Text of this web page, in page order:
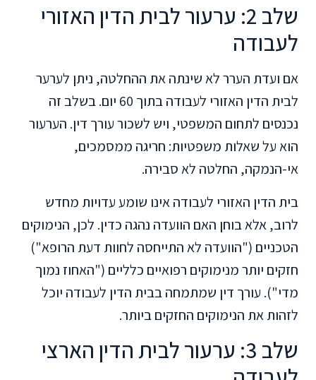
שלב 2: ערעור לבית הדין האזורי
לעבודה
אם ועדת הערר לא שינתה את ההחלטה, ניתן לערער
לבית הדין האזורי לעבודה בתוך 60 יום. בשלב זה
נכנסים לתחום המשפטי, ויש לשכור עורך דין. הערעור
הוא על שאלות משפטיות: חריגה ממסמכים,
אי-הנמקה, החלטה לא סבירה.
בית הדין האזורי לעבודה אינו שומע עדויות מחדש
לרוב, אלא בוחן האם הוועדה נהגה כדין. לכן, הנימוקים
הטכניים ("הוועדה לא התייחסה לחוות דעת הרופא")
חזקים יותר מנימוקים רפואיים כלליים ("האחוז נמוך
מדי"). עורך דין שמתמחה בבית הדין לעבודה יוכל
לזהות את הנימוקים החזקים ביותר.
שלב 3: ערעור לבית הדין הארצי